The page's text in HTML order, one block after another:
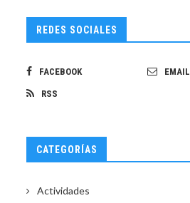
REDES SOCIALES
FACEBOOK EMAIL
RSS
CATEGORÍAS
Actividades